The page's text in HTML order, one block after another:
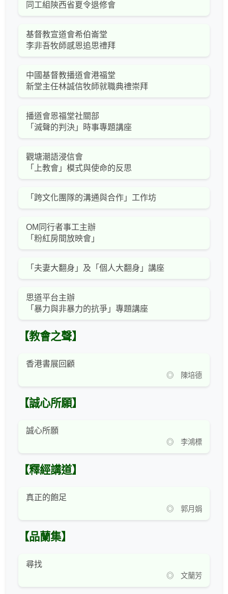
同工組陝西省夏令退修會
基督教宣道會希伯崙堂
李非吾牧師感恩追思禮拜
中國基督教播道會港福堂
新堂主任林誠信牧師就職典禮崇拜
播道會恩福堂社關部
「滅聲的判決」時事專題講座
觀塘潮語浸信會
「上教會」模式與使命的反思
「跨文化團隊的溝通與合作」工作坊
OM同行者事工主辦
「粉紅房間放映會」
「夫妻大翻身」及「個人大翻身」講座
思道平台主辦
「暴力與非暴力的抗爭」專題講座
【教會之聲】
香港書展回顧
◎ 陳培德
【誠心所願】
誠心所願
◎ 李鴻標
【釋經講道】
真正的飽足
◎ 郭月娟
【品蘭集】
尋找
◎ 文蘭芳